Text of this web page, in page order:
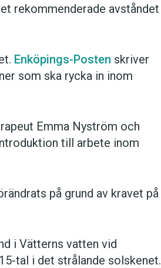
rekommenderade avståndet
Enköpings-Posten skriver
som ska rycka in inom
Emma Nyström och
till arbete inom
på grund av kravet på
i Vätterns vatten vid
tal i det strålande solskenet.